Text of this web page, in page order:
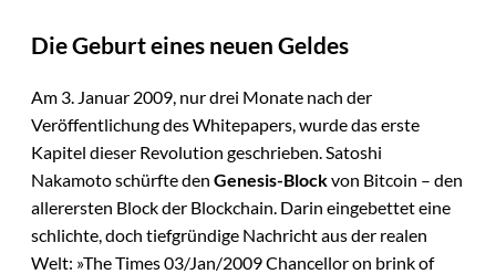
Die Geburt eines neuen Geldes
Am 3. Januar 2009, nur drei Monate nach der
Veröffentlichung des Whitepapers, wurde das erste
Kapitel dieser Revolution geschrieben. Satoshi
Nakamoto schürfte den Genesis-Blockvon Bitcoin – den
allerersten Block der Blockchain. Darin eingebettet eine
schlichte, doch tiefgründige Nachricht aus der realen
Welt: »The Times 03/Jan/2009 Chancellor on brink of